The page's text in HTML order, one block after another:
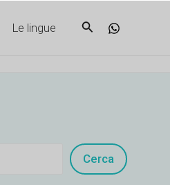
Le lingue Cerca
Cerca